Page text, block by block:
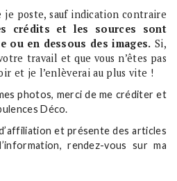
je poste, sauf indication contraire
crédits et les sources sont
ou en dessous des images. Si,
travail et que vous n’êtes pas
et je l’enlèverai au plus vite !
photos, merci de me créditer et
Déco.
et présente des articles
rendez-vous sur ma